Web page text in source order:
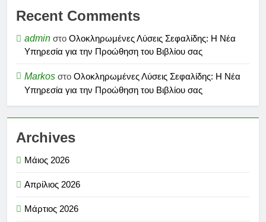
Recent Comments
admin στο Ολοκληρωμένες Λύσεις Σεφαλίδης: Η Νέα
Υπηρεσία για την Προώθηση του Βιβλίου σας
Markos στο Ολοκληρωμένες Λύσεις Σεφαλίδης: Η Νέα
Υπηρεσία για την Προώθηση του Βιβλίου σας
Archives
Μάιος 2026
Απρίλιος 2026
Μάρτιος 2026